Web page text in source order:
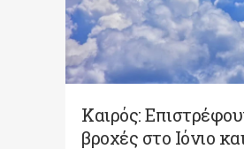
Καιρός:
βροχές στο Ιόνιο